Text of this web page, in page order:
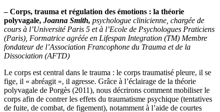
– Corps, trauma et régulation des émotions : la théorie
polyvagale, Joanna Smith, psychologue clinicienne, chargée de
cours à l’Université Paris 5 et à l’Ecole de Psychologues Praticiens
(Paris), Formatrice agréée en Lifespan Integration (TM) Membre
fondateur de l’Association Francophone du Trauma et de la
Dissociation (AFTD)
Le corps est central dans le trauma : le corps traumatisé pleure, il se
fige, il « abréagit », il agresse. Grâce à l’éclairage de la théorie
polyvagale de Porgès (2011), nous décrirons comment mobiliser le
corps afin de contrer les effets du traumatisme psychique (tentatives
de fuite, de combat, de figement), notamment à l’aide de courtes